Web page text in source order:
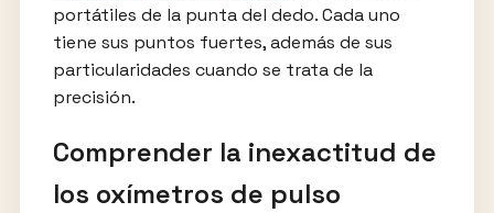
portátiles de la punta del dedo. Cada uno
tiene sus puntos fuertes, además de sus
particularidades cuando se trata de la
precisión.
Comprender la inexactitud de
los oxímetros de pulso